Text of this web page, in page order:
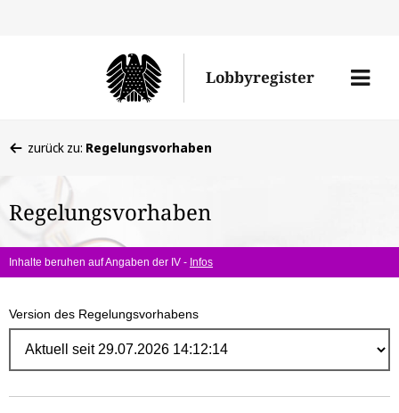
Lobbyregister
Menü
befinden
hier:
zurück zu: Regelungsvorhaben
Regelungsvorhaben
Inhalte beruhen auf Angaben der IV - Infos
Version des Regelungsvorhabens